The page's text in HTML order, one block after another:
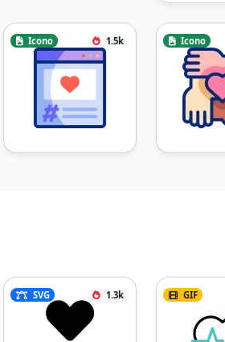
Icono 1.5k Icono
SVG 1.3k GIF